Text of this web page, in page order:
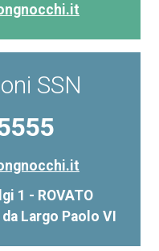
SSN
1 - ROVATO
Largo Paolo VI